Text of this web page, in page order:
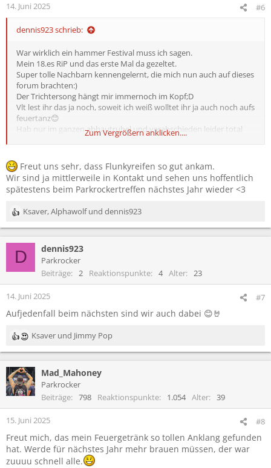
e
14. Juni 2025 #6
dennis923 schrieb:
War wirklich ein hammer Festival muss ich sagen.
Mein 18.es RiP und das erste Mal da gezeltet.
Super tolle Nachbarn kennengelernt, die mich nun auch auf dieses
forum brachten:)
Der Trichtersong hängt mir immernoch im Kopf;D
Vlt lest ihr das ja noch, soweit ich weiß wolltet ihr ja auch noch aufs
feuertanz😊
Hab nur im ganzen abbautrubel und verabschieden leider total
vergessen nach eurem Kontakt zu fragen falls ihr nächstes Jahr
Und parkrockertreffen nächstes Jahr bin ich auch am Start 🤣
Absolutes Highlight bleibt aber der flunkyreifen
Zum Vergrößern anklicken....
Freut uns sehr, dass Flunkyreifen so gut ankam.
Wir sind ja mittlerweile in Kontakt und sehen uns hoffentlich
spätestens beim Parkrockertreffen nächstes Jahr wieder <3
R
e
i
n
n
Ksaver,Alphawolfund dennis923
D dennis923
Parkrocker
Beiträge
2 Reaktionspunkte 4 Alter 23
14. Juni 2025 #7
Aufjedenfall beim nächsten sind wir auch dabei 😊🤘
R
e
k
t
i
n
n
:
Ksaver und Jimmy Pop
Mad_Mahoney
Parkrocker
Beiträge
798 Reaktionspunkte 1.054 Alter 39
15. Juni 2025 #8
Freut mich, das mein Feuergetränk so tollen Anklang gefunden
hat. Werde für nächstes Jahr mehr brauen müssen, der war
zuuuu schnell alle.